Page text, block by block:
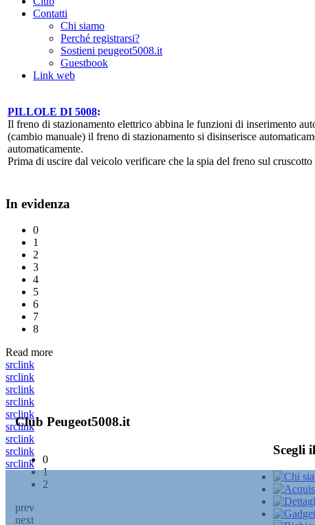
Contatti
Chi siamo
Perché registrarsi?
Sostieni peugeot5008.it
Guestbook
Link web
PILLOLE DI 5008:
Il freno di stazionamento elettrico abbina le funzioni di inserimento
(cambio manuale) il freno di stazionamento si disinserisce
automaticamente.
Prima di uscire dal veicolo verificare che la spia del freno sul
In evidenza
0
1
2
3
4
5
6
7
8
Read more
srclink
srclink
srclink
srclink
srclink
srclink
srclink
srclink
srclink
Club Peugeot5008.it
0
1
2
prev
next
Scegli